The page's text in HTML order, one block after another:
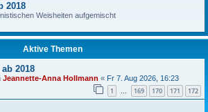
2018
Weisheiten aufgemischt
Aktive Themen
2018
Jeannette-Anna Hollmann « Fr 7. Aug 2026, 16:23
1 … 169 170 171 172